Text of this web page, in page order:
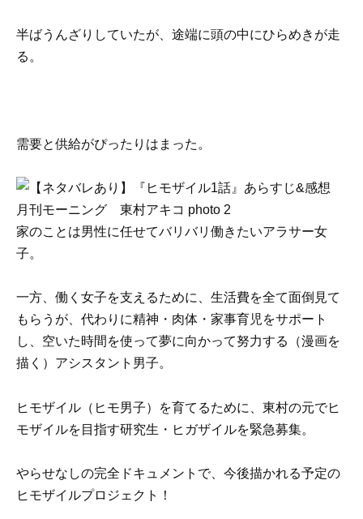
半ばうんざりしていたが、途端に頭の中にひらめきが走
る。
需要と供給がぴったりはまった。
家のことは男性に任せてバリバリ働きたいアラサー女
子。
一方、働く女子を支えるために、生活費を全て面倒見て
もらうが、代わりに精神・肉体・家事育児をサポート
し、空いた時間を使って夢に向かって努力する（漫画を
描く）アシスタント男子。
ヒモザイル（ヒモ男子）を育てるために、東村の元でヒ
モザイルを目指す研究生・ヒガザイルを緊急募集。
やらせなしの完全ドキュメントで、今後描かれる予定の
ヒモザイルプロジェクト！